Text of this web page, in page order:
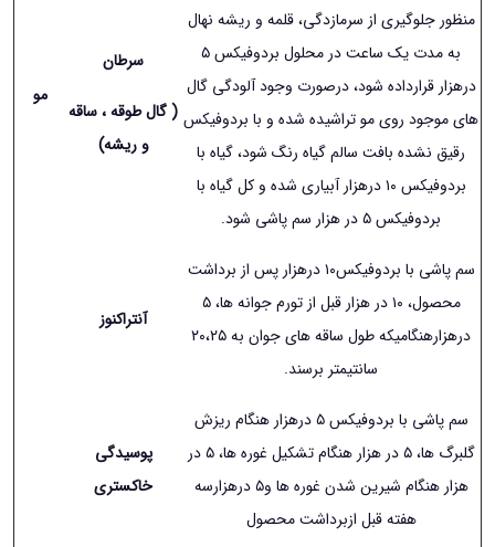
مو
منظور جلوگیری از سرمازدگی، قلمه و ریشه نهال
به مدت یک ساعت در محلول بردوفیکس ۵
درهزار قرارداده شود، درصورت وجود آلودگی گال
های موجود روی مو تراشیده شده و با بردوفیکس
رقیق نشده بافت سالم گیاه رنگ شود، گیاه با
بردوفیکس ١۰ درهزار آبیاری شده و کل گیاه با
بردوفیکس ۵ در هزار سم پاشی شود.
سرطان
( گال طوقه ، ساقه
و ریشه)
سم پاشی با بردوفیکس١۰ درهزار پس از برداشت
محصول، ١۰ در هزار قبل از تورم جوانه ها، ۵
درهزارهنگامیکه طول ساقه های جوان به ٢۰،٢۵
سانتیمتر برسند.
آنتراکنوز
سم پاشی با بردوفیکس ۵ درهزار هنگام ریزش
گلبرگ ها، ۵ در هزار هنگام تشکیل غوره ها، ۵ در
هزار هنگام شیرین شدن غوره ها و۵ درهزارسه
هفته قبل ازبرداشت محصول
پوسیدگی
خاکستری